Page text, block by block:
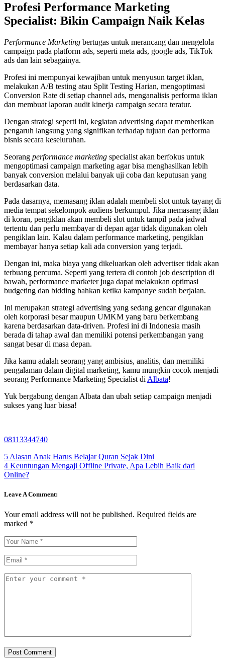
Profesi Performance Marketing
Specialist: Bikin Campaign Naik Kelas
Performance Marketing bertugas untuk merancang dan mengelola
campaign pada platform ads, seperti meta ads, google ads, TikTok
ads dan lain sebagainya.
Profesi ini mempunyai kewajiban untuk menyusun target iklan,
melakukan A/B testing atau Split Testing Harian, mengoptimasi
Conversion Rate di setiap channel ads, menganalisis performa iklan
dan membuat laporan audit kinerja campaign secara teratur.
Dengan strategi seperti ini, kegiatan advertising dapat memberikan
pengaruh langsung yang signifikan terhadap tujuan dan performa
bisnis secara keseluruhan.
Seorang performance marketing specialist akan berfokus untuk
mengoptimasi campaign marketing agar bisa menghasilkan lebih
banyak conversion melalui banyak uji coba dan keputusan yang
berdasarkan data.
Pada dasarnya, memasang iklan adalah membeli slot untuk tayang di
media tempat sekelompok audiens berkumpul. Jika memasang iklan
di koran, pengiklan akan membeli slot untuk tampil pada jadwal
tertentu dan perlu membayar di depan agar tidak digunakan oleh
pengiklan lain. Kalau dalam performance marketing, pengiklan
membayar hanya setiap kali ada conversion yang terjadi.
Dengan ini, maka biaya yang dikeluarkan oleh advertiser tidak akan
terbuang percuma. Seperti yang tertera di contoh job description di
bawah, performance marketer juga dapat melakukan optimasi
budgeting dan bidding bahkan ketika kampanye sudah berjalan.
Ini merupakan strategi advertising yang sedang gencar digunakan
oleh korporasi besar maupun UMKM yang baru berkembang
karena berdasarkan data-driven. Profesi ini di Indonesia masih
berada di tahap awal dan memiliki potensi perkembangan yang
sangat besar di masa depan.
Jika kamu adalah seorang yang ambisius, analitis, dan memiliki
pengalaman dalam digital marketing, kamu mungkin cocok menjadi
seorang Performance Marketing Specialist di Albata!
Yuk bergabung dengan Albata dan ubah setiap campaign menjadi
sukses yang luar biasa!
08113344740
5 Alasan Anak Harus Belajar Quran Sejak Dini
4 Keuntungan Mengaji Offline Private, Apa Lebih Baik dari
Online?
Leave A Comment:
Your email address will not be published. Required fields are
marked *